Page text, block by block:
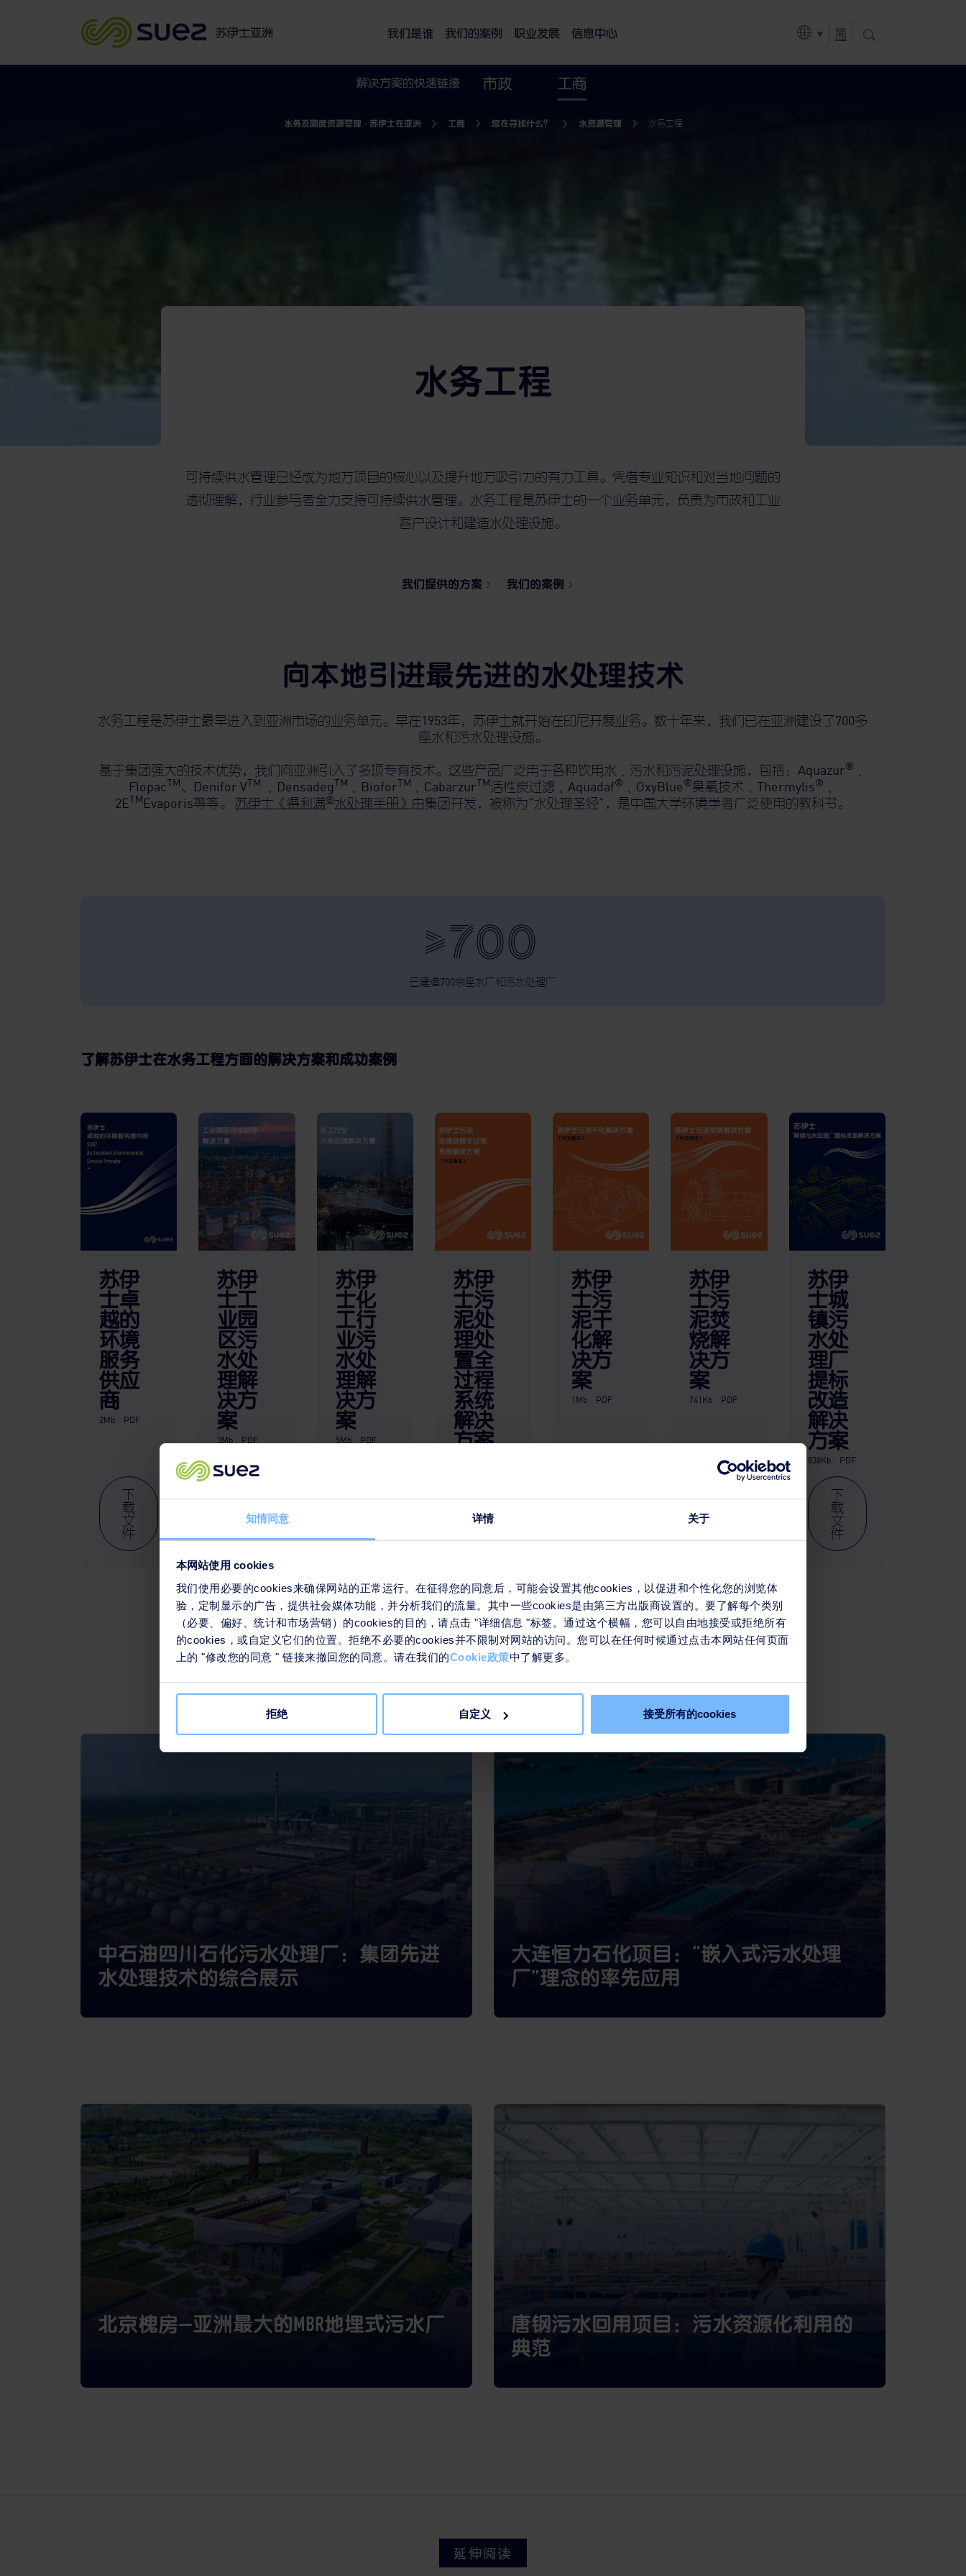
知情同意 详情 关于
本网站使用 cookies
我们使用必要的cookies来确保网站的正常运行。在征得您的同意后，可能会设置其他cookies，以促进和个性化您的浏览体
验，定制显示的广告，提供社会媒体功能，并分析我们的流量。其中一些cookies是由第三方出版商设置的。要了解每个类别
（必要、偏好、统计和市场营销）的cookies的目的，请点击 "详细信息 "标签。通过这个横幅，您可以自由地接受或拒绝所有
的cookies，或自定义它们的位置。拒绝不必要的cookies并不限制对网站的访问。您可以在任何时候通过点击本网站任何页面
上的 "修改您的同意 " 链接来撤回您的同意。请在我们的Cookie政策中了解更多。
拒绝 自定义 接受所有的cookies
苏伊士亚洲 我们是谁 我们的案例 职业发展 信息中心 简
苏伊士亚洲 我们提供的方案 我们的案例
解决方案的快速链接 市政 工商
水务及固废资源管理 - 苏伊士在亚洲 工商 您在寻找什么？ 水资源管理 水务工程
水务工程
可持续供水管理已经成为地方项目的核心以及提升地方吸引力的有力工具。凭借专业知识和对当地问题的
透彻理解，行业参与者全力支持可持续供水管理。水务工程是苏伊士的一个业务单元，负责为市政和工业
客户设计和建造水处理设施。
我们提供的方案 我们的案例
向本地引进最先进的水处理技术
水务工程是苏伊士最早进入到亚洲市场的业务单元。早在1953年，苏伊士就开始在印尼开展业务。数十年来，我们已在亚洲建设了700多
座水和污水处理设施。
基于集团强大的技术优势，我们向亚洲引入了多项专有技术。这些产品广泛用于各种饮用水﹑污水和污泥处理设施，包括：Aquazur®
FlopacTM、Denifor VTM ﹑DensadegTM ﹑BioforTM ﹑CabarzurTM活性炭过滤﹑Aquadaf® ﹑OxyBlue®臭氧技术﹑Thermylis®
2ETMEvaporis等等。苏伊士《得利满®水处理手册》 由集团开发，被称为“水处理圣经”，是中国大学环境学者广泛使用的教科书。
>700
已建造700余座水厂和污水处理厂
了解苏伊士在水务工程方面的解决方案和成功案例
苏伊
士卓
越的
环境
服务
供应
商
2Mb PDF
下
载
文
件
苏伊
士工
业园
区污
水处
理解
决方
案
3Mb PDF
文
苏伊
士化
工行
业污
水处
理解
决方
案
5Mb PDF
苏伊
士污
泥处
理处
置全
过程
系统
解决
方案
文
苏伊
士污
泥干
化解
决方
案
1Mb PDF
苏伊
士污
泥焚
烧解
决方
案
741Kb PDF
苏伊
士城
镇污
水处
理厂
提标
改造
解决
方案
838Kb PDF
下
载
文
件
我们的案例
中石油四川石化污水处理厂：集团先进
水处理技术的综合展示
大连恒力石化项目：“嵌入式污水处理
厂”理念的率先应用
北京槐房—亚洲最大的MBR地埋式污水厂
唐钢污水回用项目：污水资源化利用的
典范
延伸阅读